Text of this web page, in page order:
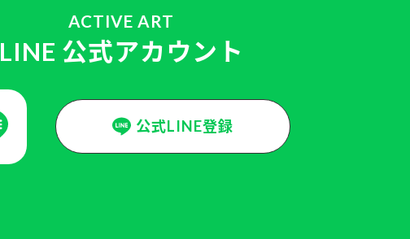
ACTIVE ART
LINE 公式アカウント
公式LINE登録